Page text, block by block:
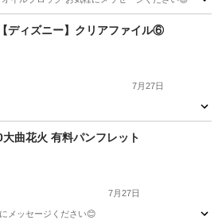
メイクアップ オイル
ディズニー】クリアファイル⑥
7月27日
その他 クリアファイル
2025/8/30大曲花火 有料パンフレット
7月27日
メッセージください😊